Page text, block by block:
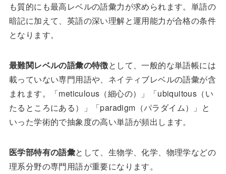
も質的にも最高レベルの語彙力が求められます。単語の
暗記に加えて、英語の深い理解と運用能力が合格の条件
となります。
最難関レベルの語彙の特徴として、一般的な単語帳には
載っていない専門用語や、ネイティブレベルの語彙が含
まれます。「meticulous（細心の）」「ubiquitous（い
たるところにある）」「paradigm（パラダイム）」と
いった学術的で抽象度の高い単語が頻出します。
医学部特有の語彙として、生物学、化学、物理学などの
理系分野の専門用語が重要になります。